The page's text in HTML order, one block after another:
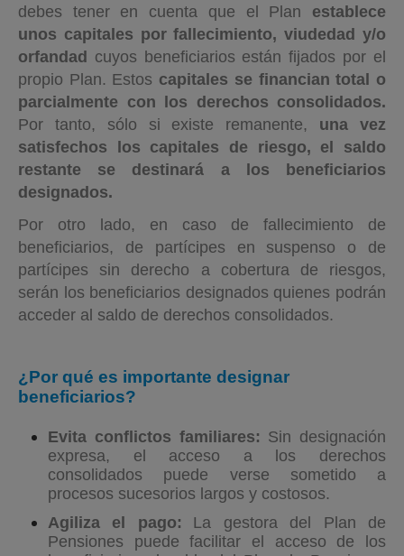
debes tener en cuenta que el Plan establece
unos capitales por fallecimiento, viudedad y/o
orfandad
cuyos beneficiarios están fijados por el
propio Plan. Estos capitales se financian total o
parcialmente con los derechos consolidados.
Por tanto, sólo si existe remanente, una vez
satisfechos los capitales de riesgo, el saldo
restante se destinará a los beneficiarios
designados.
Por otro lado, en caso de fallecimiento de
beneficiarios, de partícipes en suspenso o de
partícipes sin derecho a cobertura de riesgos,
serán los beneficiarios designados quienes podrán
acceder al saldo de derechos consolidados.
¿Por qué es importante designar
beneficiarios?
Evita conflictos familiares: Sin designación
expresa, el acceso a los derechos
consolidados puede verse sometido a
procesos sucesorios largos y costosos.
Agiliza el pago:
La gestora del Plan de
Pensiones puede facilitar el acceso de los